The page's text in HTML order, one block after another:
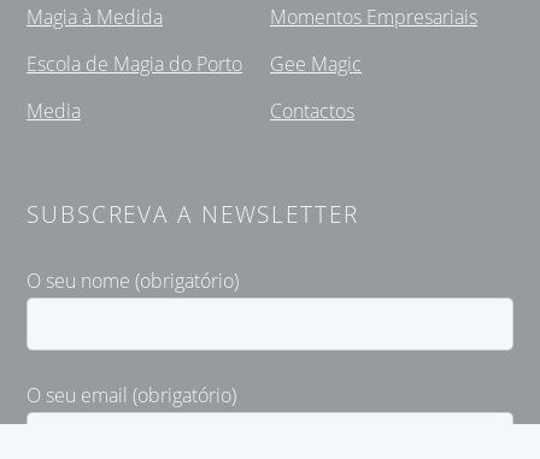
Magia à Medida
Momentos Empresariais
Escola de Magia do Porto
Gee Magic
Media
Contactos
SUBSCREVA A NEWSLETTER
O seu nome (obrigatório)
O seu email (obrigatório)